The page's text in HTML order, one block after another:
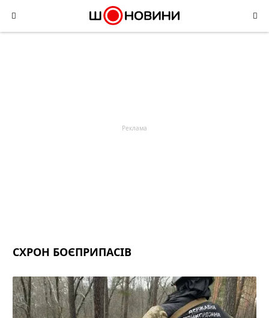
content
СХРОН БОЄПРИПАСІВ